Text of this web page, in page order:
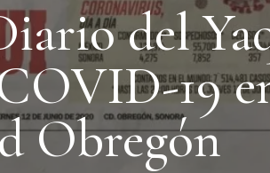
del
19
Obregón